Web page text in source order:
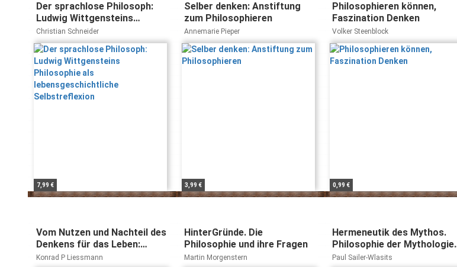
Der sprachlose Philosoph:
Ludwig Wittgensteins
Philosophie als
lebensgeschichtliche
Selbstreflexion
Christian Schneider
7,99 €
Selber denken: Anstiftung
zum Philosophieren
Annemarie Pieper
3,99 €
Philosophieren können,
Faszination Denken
Volker Steenblock
0,99 €
Vom Nutzen und Nachteil des
Denkens für das Leben:
Vorlesungen zur Einführung
Konrad P Liessmann
HinterGründe. Die
Philosophie und ihre Fragen
Martin Morgenstern
Hermeneutik des Mythos.
Philosophie der Mythologie
zwischen Logos und Lexis
Paul Sailer-Wlasits